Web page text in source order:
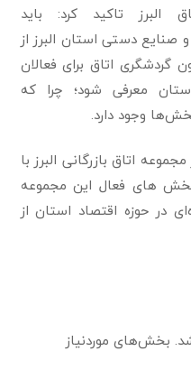
البرز تاکید کرد: باید
دستی استان البرز از
اتاق برای فعالان
معرفی شود؛ چرا که
وجود دارد.
اتاق بازرگانی البرز با
های فعال این مجموعه
در حوزه اقتصاد استان از
بخش‌های موردنیاز